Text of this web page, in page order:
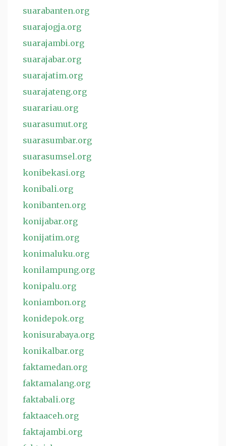
suarabanten.org
suarajogja.org
suarajambi.org
suarajabar.org
suarajatim.org
suarajateng.org
suarariau.org
suarasumut.org
suarasumbar.org
suarasumsel.org
konibekasi.org
konibali.org
konibanten.org
konijabar.org
konijatim.org
konimaluku.org
konilampung.org
konipalu.org
koniambon.org
konidepok.org
konisurabaya.org
konikalbar.org
faktamedan.org
faktamalang.org
faktabali.org
faktaaceh.org
faktajambi.org